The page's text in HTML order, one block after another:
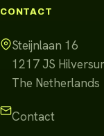
CONTACT
Steijnlaan 16
1217 JS
The Netherlands
Contact